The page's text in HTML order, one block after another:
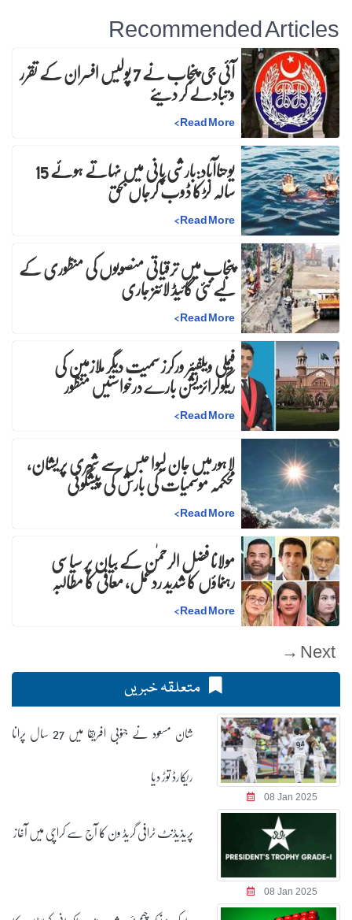
Recommended Articles
آئی جی پنجاب نے 7 پولیس افسران کے تقرر و تبادلے کر دیئے
Read More
>
یوحناآباد:بارشی پانی میں نہاتے ہوئے 15 سالہ لڑکا ڈوب کرجاں بحق
Read More
>
پنجاب میں ترقیاتی منصوبوں کی منظوری کے
لیے نئی گائیڈ لائنز جاری
Read More
>
فیملی ویلفیئر ورکرز سمیت دیگر ملازمین کی
ریگولرائزیشن بارے درخواستیں منظور
Read More
>
لاہورمیں جان لیوا حبس سے شہری پریشان،
محکمہ موسمیات کی بارش کی پیشگوئی
Read More
>
مولانا فضل الرحمٰن کے بیان پر سیاسی
رہنماؤں کا شدید ردعمل، معافی کا مطالبہ
Read More
>
Next →
متعلقہ خبریں
08 Jan 2025
شان مسعود نے جنوبی افریقا میں 27 سال پرانا
ریکارڈ توڑ دیا
08 Jan 2025
پریذیڈنٹ ٹرافی گریڈ ون کا آج سے کراچی میں آغاز